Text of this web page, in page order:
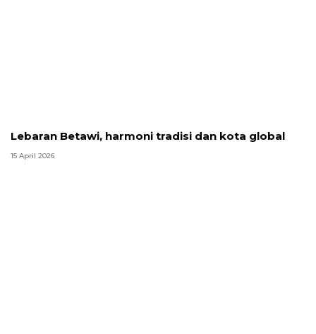
Lebaran Betawi, harmoni tradisi dan kota global
15 April 2026